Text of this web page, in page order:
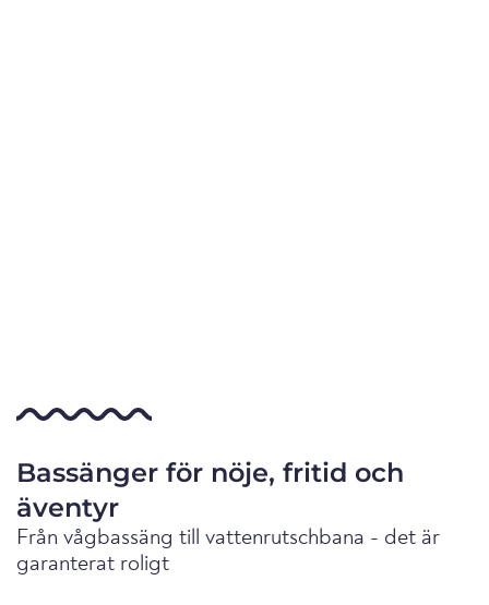
Bassänger för nöje, fritid och
äventyr
Från vågbassäng till vattenrutschbana - det är
garanterat roligt